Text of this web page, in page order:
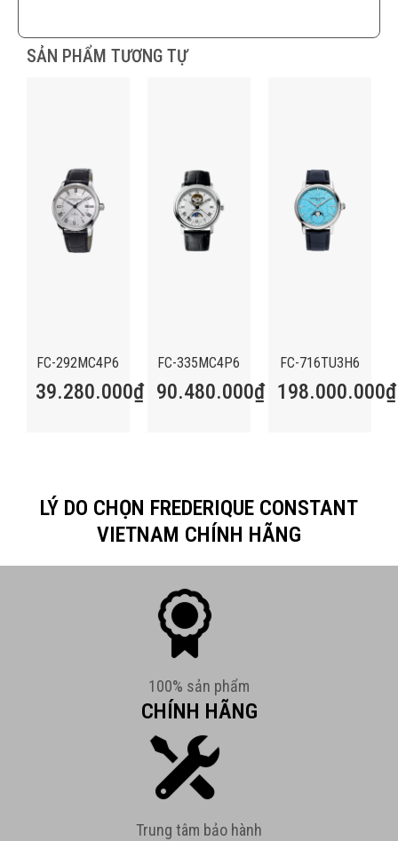
SẢN PHẨM TƯƠNG TỰ
FC-292MC4P6
39.280.000₫
FC-335MC4P6
90.480.000₫
FC-716TU3H6
198.000.000₫
LÝ DO CHỌN FREDERIQUE CONSTANT
VIETNAM CHÍNH HÃNG
100% sản phẩm
CHÍNH HÃNG
Trung tâm bảo hành